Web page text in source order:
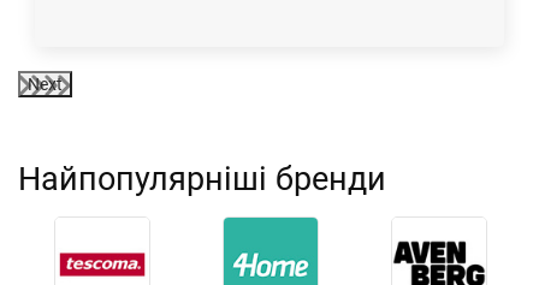
Next
Найпопулярніші бренди